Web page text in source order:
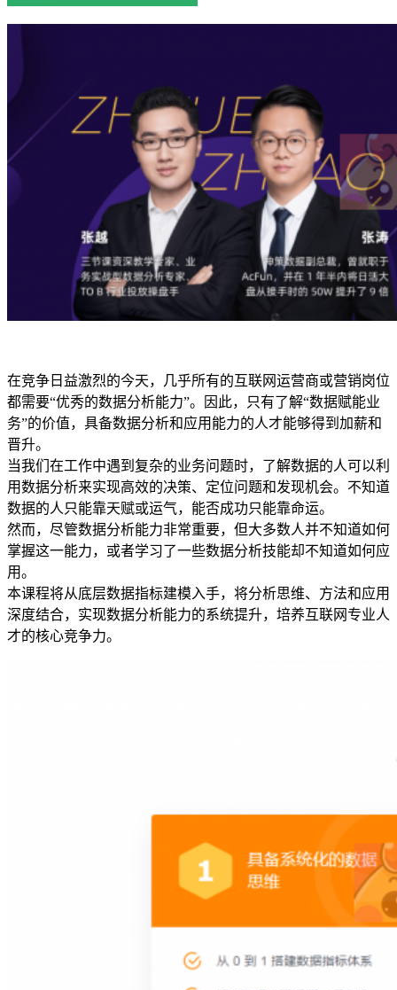
在竞争日益激烈的今天，几乎所有的互联网运营商或营销岗位
都需要“优秀的数据分析能力”。因此，只有了解“数据赋能业
务”的价值，具备数据分析和应用能力的人才能够得到加薪和
晋升。
当我们在工作中遇到复杂的业务问题时，了解数据的人可以利
用数据分析来实现高效的决策、定位问题和发现机会。不知道
数据的人只能靠天赋或运气，能否成功只能靠命运。
然而，尽管数据分析能力非常重要，但大多数人并不知道如何
掌握这一能力，或者学习了一些数据分析技能却不知道如何应
用。
本课程将从底层数据指标建模入手，将分析思维、方法和应用
深度结合，实现数据分析能力的系统提升，培养互联网专业人
才的核心竞争力。